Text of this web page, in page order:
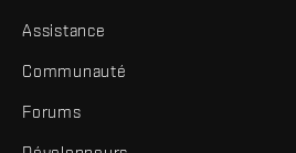
Assistance
Communauté
Forums